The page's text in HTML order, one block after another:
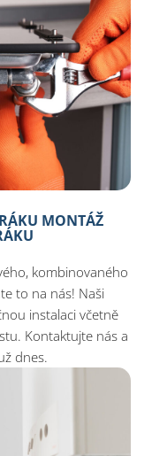
MONTÁŽ
kombinovaného
to na nás! Naši
instalaci včetně
Kontaktujte nás a
dnes.